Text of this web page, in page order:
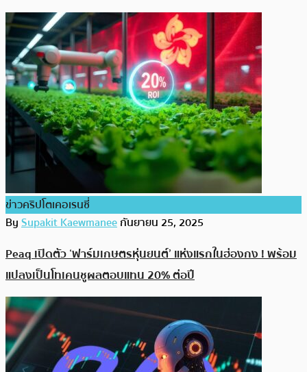
ข่าวคริปโตเคอเรนซี่
BySupakit Kaewmaneeกันยายน 25, 2025
Peaq เปิดตัว ‘ฟาร์มเกษตรหุ่นยนต์’ แห่งแรกในฮ่องกง ! พร้อม
แปลงเป็นโทเคนชูผลตอบแทน 20% ต่อปี